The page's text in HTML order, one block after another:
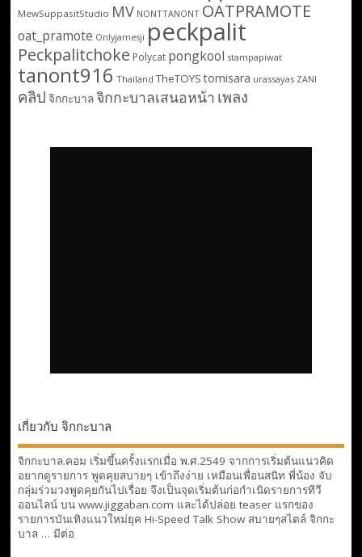
MewSuppasitStudio MV NONTTANONT OATPRAMOTE
oat_pramote Onlyjamesji peckpalit
Peckpalitchoke Polycat pongkool stampapiwat
tanont916 Thailand TheTOYS tomisara urassayas ZANI
คลิป จิกกะบาลจิกกะบาลเสนอหน้า เพลง
เกี่ยวกับ จิกกะบาล
จิกกะบาล.คอม เริ่มขึ้นครั้งแรกเมื่อ พ.ศ.2549 จากการเริ่มต้นแนวคิด
อยากดูรายการ พูดคุยสบายๆ เข้าถึงง่าย เหมือนเพื่อนสนิท พี่น้อง จับ
กลุ่มร่วมวงพูดคุยกันไปเรื่อย จึงเป็นจุดเริ่มต้นก่อกำเนิดรายการทีวี
ออนไลน์ บน www.jiggaban.com และได้ปล่อย teaser แรกของ
รายการบันเทิงแนวใหม่ยุค Hi-Speed Talk Show สบายๆสไตล์ จิกกะ
บาล … มีต่อ